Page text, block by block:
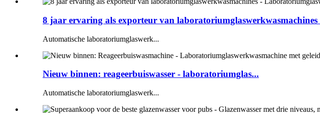
8 jaar ervaring als exporteur van laboratoriumglaswerkwasmachines
Automatische laboratoriumglaswerk...
Nieuw binnen: reageerbuiswasser - laboratoriumglas...
Automatische laboratoriumglaswerk...